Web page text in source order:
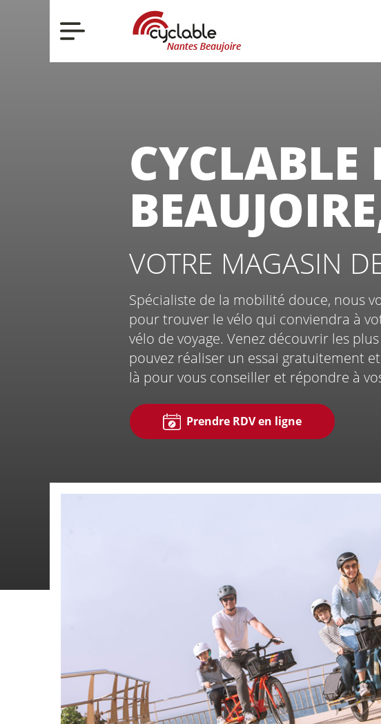
Nos actualités
Nos vélos
Qui sommes-nous ?
Nous contacter
CYCLABLE
VOTRE MAGASIN
Spécialiste de la mobilité douce, nous
pour trouver le vélo qui conviendra à
vélo de voyage. Venez découvrir les
pouvez réaliser un essai gratuitement
là pour vous conseiller et répondre à
Prendre RDV en ligne